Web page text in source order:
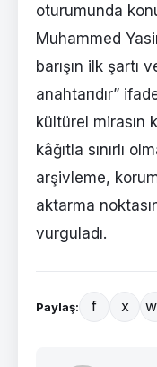
oturumunda
Muhammed
barışın ilk şartı
anahtarıdır”
kültürel mirasın
kâğıtla sınırlı
arşivleme,
aktarma
vurguladı.
Paylaş: f x